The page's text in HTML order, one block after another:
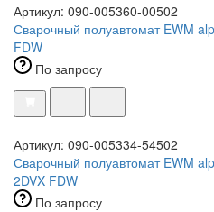
Артикул: 090-005360-00502
Сварочный полуавтомат EWM
FDW
По запросу
Артикул: 090-005334-54502
Сварочный полуавтомат EWM
2DVX FDW
По запросу